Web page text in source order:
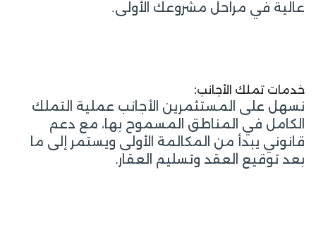
عالية في مراحل مشروعك الأولى.
خدمات تملك الأجانب:
نسهل على المستثمرين الأجانب عملية التملك
الكامل في المناطق المسموح بها، مع دعم
قانوني يبدأ من المكالمة الأولى ويستمر إلى ما
بعد توقيع العقد وتسليم العقار.